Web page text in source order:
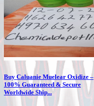
Buy Caluanie Muelear Oxidize –
100% Guaranteed & Secure
Worldwide Ship...